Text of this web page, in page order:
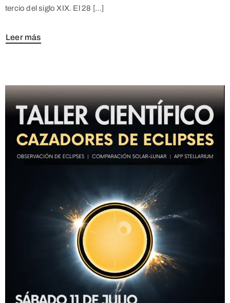
tercio del siglo XIX. El 28 […]
Leer más